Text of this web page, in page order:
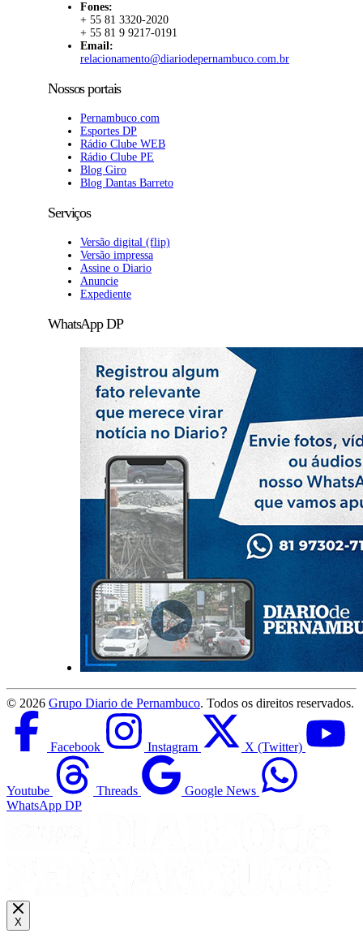
Fones:
+ 55 81 3320-2020
+ 55 81 9 9217-0191
Email:
relacionamento@diariodepernambuco.com.br
Nossos portais
Pernambuco.com
Esportes DP
Rádio Clube WEB
Rádio Clube PE
Blog Giro
Blog Dantas Barreto
Serviços
Versão digital (flip)
Versão impressa
Assine o Diario
Anuncie
Expediente
WhatsApp DP
© 2026 Grupo Diario de Pernambuco. Todos os direitos reservados.
Facebook Instagram X (Twitter)
Youtube Threads
Google News
WhatsApp DP
X